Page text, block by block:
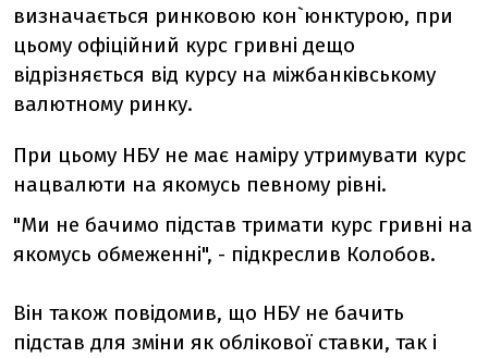
визначається ринковою кон`юнктурою, при
цьому офіційний курс гривні дещо
відрізняється від курсу на міжбанківському
валютному ринку.
При цьому НБУ не має наміру утримувати курс
нацвалюти на якомусь певному рівні.
"Ми не бачимо підстав тримати курс гривні на
якомусь обмеженні", - підкреслив Колобов.
Він також повідомив, що НБУ не бачить
підстав для зміни як облікової ставки, так і